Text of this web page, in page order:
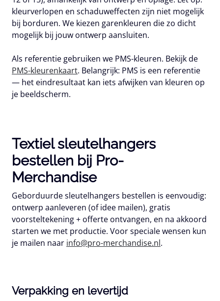
kleurverlopen en schaduweffecten zijn niet mogelijk
bij borduren. We kiezen garenkleuren die zo dicht
mogelijk bij jouw ontwerp aansluiten.
Als referentie gebruiken we PMS-kleuren. Bekijk de
PMS-kleurenkaart. Belangrijk: PMS is een referentie
— het eindresultaat kan iets afwijken van kleuren op
je beeldscherm.
Textiel sleutelhangers
bestellen bij Pro-
Merchandise
Geborduurde sleutelhangers bestellen is eenvoudig:
ontwerp aanleveren (of idee mailen), gratis
voorsteltekening + offerte ontvangen, en na akkoord
starten we met productie. Voor speciale wensen kun
je mailen naar info@pro-merchandise.nl.
Verpakking en levertijd